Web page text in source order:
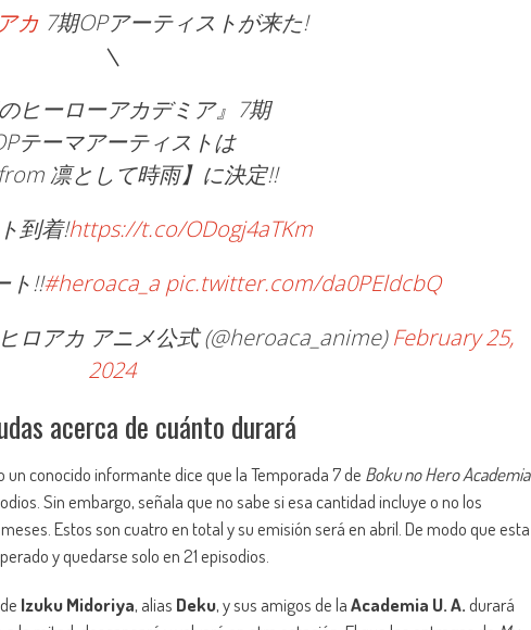
カ7期OPアーティストが来た!
＼
のヒーローアカデミア』7期
テーマアーティストは
from 凛として時雨】に決定!!
到着!https://t.co/ODogj4aTKm
ト!!#heroaca_a pic.twitter.com/da0PEldcbQ
ロアカ アニメ公式 (@heroaca_anime)February 25,
2024
acerca de cuánto durará
conocido informante dice que la Temporada 7 de Boku no Hero Academia
Sin embargo, señala que no sabe si esa cantidad incluye o no los
Estos son cuatro en total y su emisión será en abril. De modo que esta
y quedarse solo en 21 episodios.
Izuku Midoriya, alias Deku, y sus amigos de laAcademia U. A.durará